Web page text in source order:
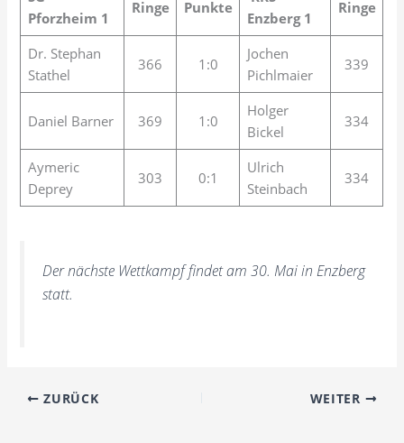
Pforzheim 1
Ringe Punkte
Enzberg 1
Ringe
Dr. Stephan
Stathel
366 1:0
Jochen
Pichlmaier
339
Daniel Barner 369 1:0
Holger
Bickel
334
Aymeric
Deprey
303 0:1
Ulrich
Steinbach
334
Der nächste Wettkampf findet am 30. Mai in Enzberg
statt.
ZURÜCK WEITER